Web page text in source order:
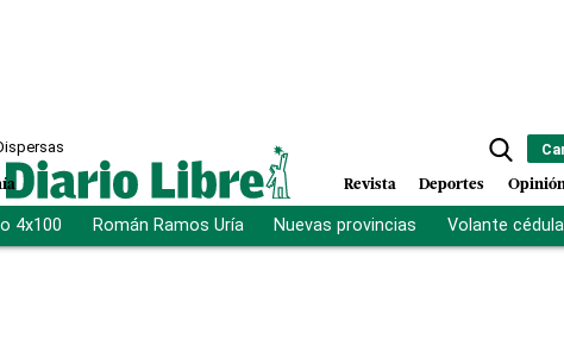
Revista Deportes
4x100 Román Ramos Uría Nuevas provincias Volante cédula